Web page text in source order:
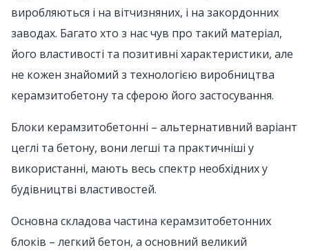
виробляються і на вітчизняних, і на закордонних
заводах. Багато хто з нас чув про такий матеріал,
його властивості та позитивні характеристики, але
не кожен знайомий з технологією виробництва
керамзитобетону та сферою його застосування.
Блоки керамзитобетонні – альтернативний варіант
цеглі та бетону, вони легші та практичніші у
використанні, мають весь спектр необхідних у
будівництві властивостей.
Основна складова частина керамзитобетонних
блоків – легкий бетон, а основний великий